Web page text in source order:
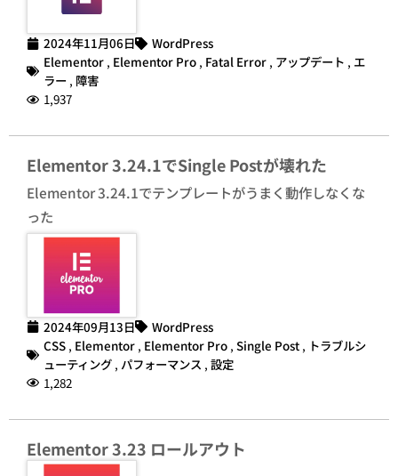
2024年11月06日
WordPress
Elementor , Elementor Pro , Fatal Error , アップデート , エ
ラー , 障害
1,937
Elementor 3.24.1でSingle Postが壊れた
Elementor 3.24.1でテンプレートがうまく動作しなくな
った
2024年09月13日
WordPress
CSS , Elementor , Elementor Pro , Single Post , トラブルシ
ューティング , パフォーマンス , 設定
1,282
Elementor 3.23 ロールアウト